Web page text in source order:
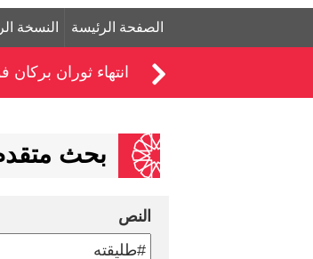
الصفحة الرئيسة النسخة
انتهاء ثوران بركان
بحث
النص